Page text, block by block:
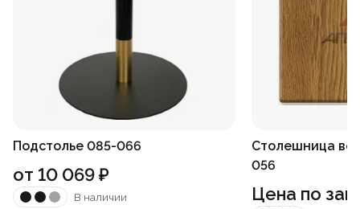
Подстолье 085-066
от 10 069₽
В наличии
Столешница
056
Цена по